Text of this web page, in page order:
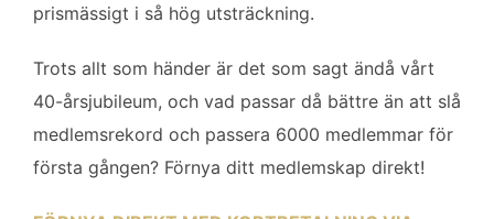
prismässigt i så hög utsträckning.
Trots allt som händer är det som sagt ändå vårt
40-årsjubileum, och vad passar då bättre än att slå
medlemsrekord och passera 6000 medlemmar för
första gången? Förnya ditt medlemskap direkt!